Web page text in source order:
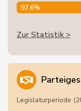
97,6%
Zur Statistik >
Legislaturperiode